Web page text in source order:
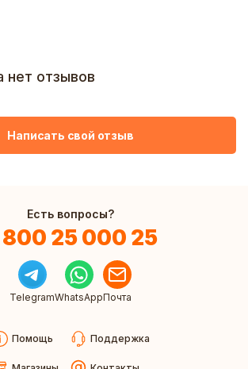
нет отзывов
Написать свой отзыв
Есть вопросы?
800 25 000 25
TelegramWhatsAppПочта
Помощь Поддержка